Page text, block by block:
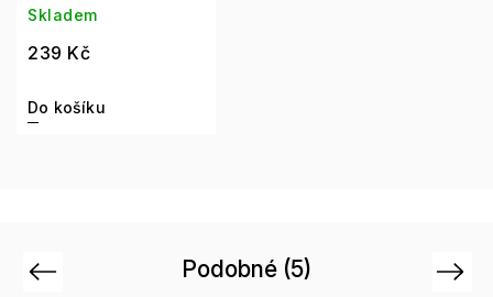
Skladem
239 Kč
Do košíku
Podobné (5)
Previous Next